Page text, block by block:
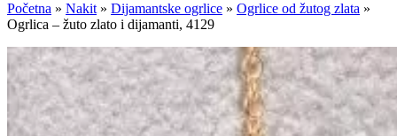
Početna » Nakit » Dijamantske ogrlice » Ogrlice od žutog zlata »
Ogrlica – žuto zlato i dijamanti, 4129